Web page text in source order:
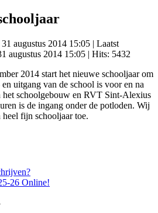
augustus 2014 15:05 | Laatst
augustus 2014 15:05 | Hits: 5432
2014 start het nieuwe schooljaar om
uitgang van de school is voor en na
het schoolgebouw en RVT Sint-Alexius
is de ingang onder de potloden. Wij
heel fijn schooljaar toe.
26 Online!